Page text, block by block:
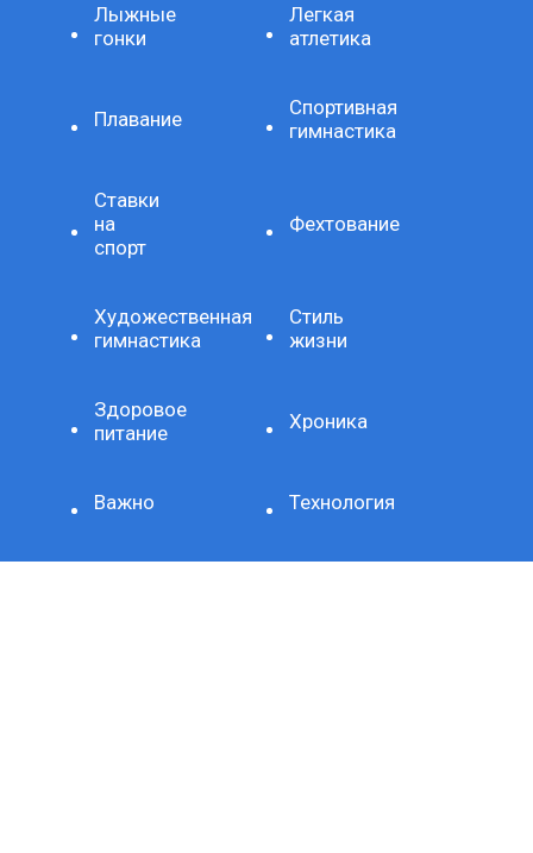
Лыжные
гонки
Легкая
атлетика
Плавание
Спортивная
гимнастика
Ставки
на
спорт
Фехтование
Художественная
гимнастика
Стиль
жизни
Здоровое
питание
Хроника
Важно Технология